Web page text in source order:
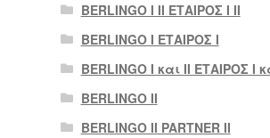
BERLINGO I II ΕΤΑΙΡΟΣ I II
BERLINGO I ΕΤΑΙΡΟΣ Ι
BERLINGO I και II ΕΤΑΙΡΟΣ I
BERLINGO II
BERLINGO II PARTNER II